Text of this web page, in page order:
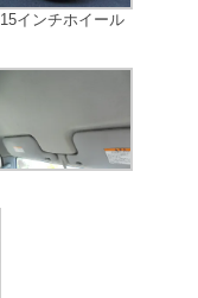
15インチホイール